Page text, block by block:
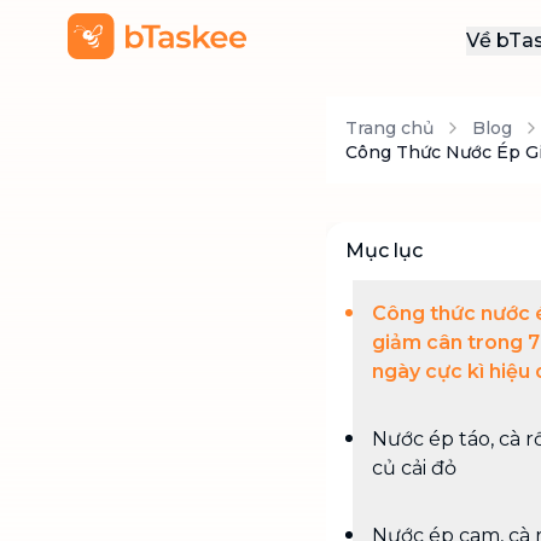
Về
Trang chủ Blog
Công Thức Nước Ép
Mục lục
Công thức nước
giảm cân trong 7
ngày cực kì hiệu
Nước ép táo, cà
củ cải đỏ
Nước ép cam, cà